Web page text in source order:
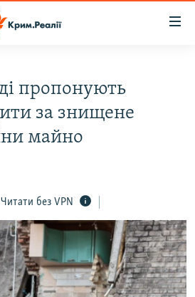
пропонують
за знищене
майно
Читати без VPN